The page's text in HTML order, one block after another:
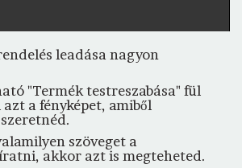
leadása nagyon
"Termék testreszabása" fül
a fényképet, amiből
szöveget a
akkor azt is megteheted.